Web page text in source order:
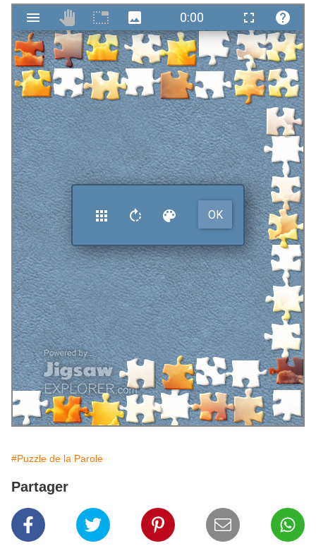
#Puzzle de la Parole
Partager